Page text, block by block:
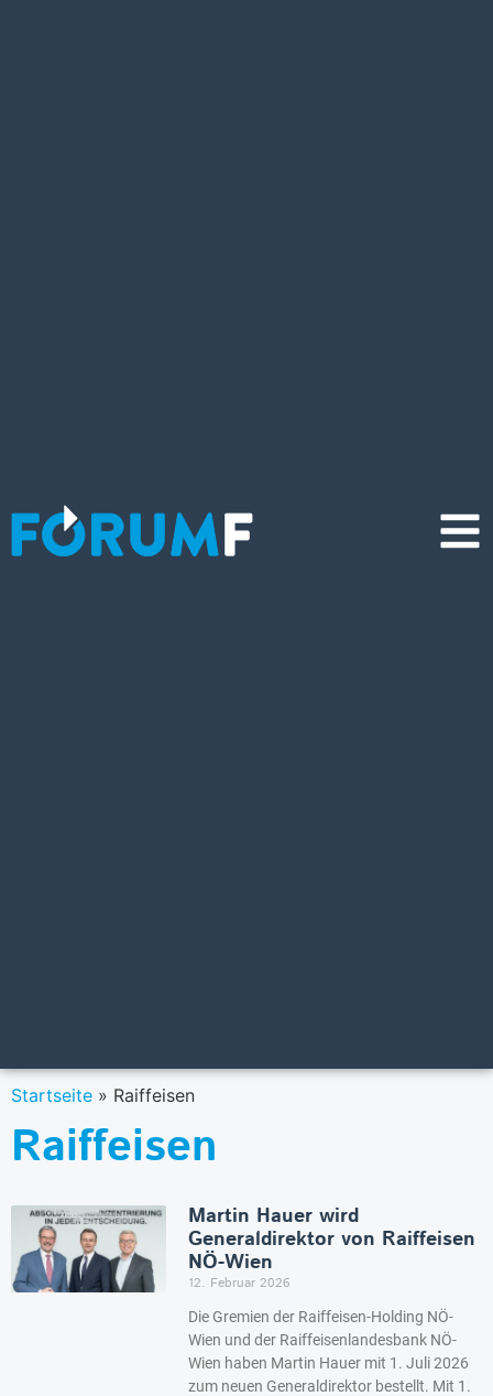
Startseite » Raiffeisen
Raiffeisen
Martin Hauer wird
Generaldirektor von Raiffeisen
NÖ-Wien
12. Februar 2026
Die Gremien der Raiffeisen-Holding NÖ-
Wien und der Raiffeisenlandesbank NÖ-
Wien haben Martin Hauer mit 1. Juli 2026
zum neuen Generaldirektor bestellt. Mit 1.